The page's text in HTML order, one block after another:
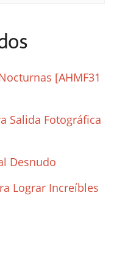
[AHMF31
Salida Fotográfica
Desnudo
Lograr Increíbles